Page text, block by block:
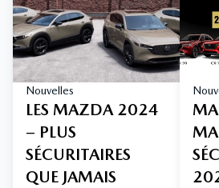
Nouvelles
LES MAZDA 2024
– PLUS
SÉCURITAIRES
QUE JAMAIS